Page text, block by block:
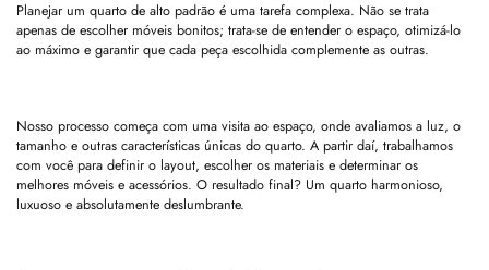
Planejar um quarto de alto padrão é uma tarefa complexa. Não se trata
apenas de escolher móveis bonitos; trata-se de entender o espaço, otimizá-lo
ao máximo e garantir que cada peça escolhida complemente as outras.
Nosso processo começa com uma visita ao espaço, onde avaliamos a luz, o
tamanho e outras características únicas do quarto. A partir daí, trabalhamos
com você para definir o layout, escolher os materiais e determinar os
melhores móveis e acessórios. O resultado final? Um quarto harmonioso,
luxuoso e absolutamente deslumbrante.